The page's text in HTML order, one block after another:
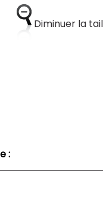
Diminuer la
: